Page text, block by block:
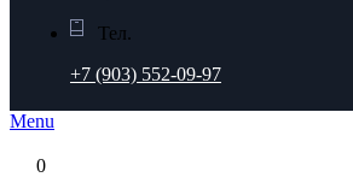
Тел.
+7 (903) 552-09-97
Menu
0